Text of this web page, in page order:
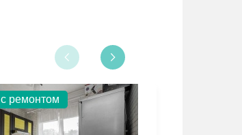
с ремонтом